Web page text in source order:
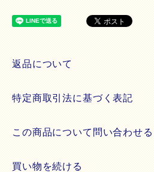
返品について
特定商取引法に基づく表記
この商品について問い合わせる
買い物を続ける